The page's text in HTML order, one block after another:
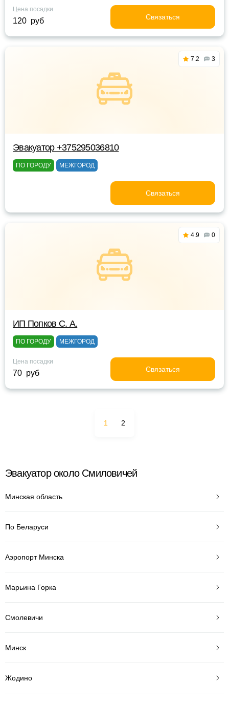
Цена посадки
120 руб Связаться
7.2 3
Эвакуатор +375295036810
ПО ГОРОДУ МЕЖГОРОД
Связаться
4.9 0
ИП Попков С. А.
ПО ГОРОДУ МЕЖГОРОД
Цена посадки
70 руб Связаться
1 2
Эвакуатор около Смиловичей
Минская область
По Беларуси
Аэропорт Минска
Марьина Горка
Смолевичи
Минск
Жодино